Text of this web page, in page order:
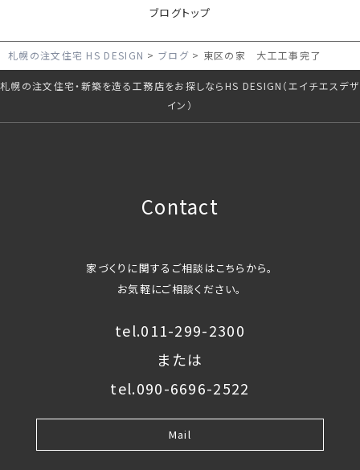
ブログトップ
札幌の注文住宅 HS DESIGN ブログ 東区の家 大工工事完了
札幌の注文住宅・新築を造る工務店をお探しならHS DESIGN（エイチエスデザ
イン）
Contact
家づくりに関するご相談はこちらから。
お気軽にご相談ください。
tel.011-299-2300
または
tel.090-6696-2522
Mail